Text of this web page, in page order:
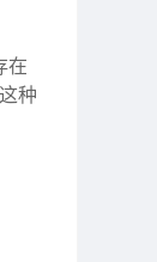
在
种